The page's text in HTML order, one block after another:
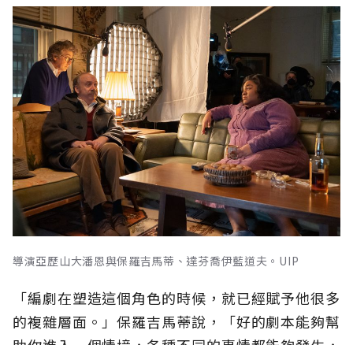
導演亞歷山大潘恩與保羅吉馬蒂、達芬喬伊藍道夫。UIP
「編劇在塑造這個角色的時候，就已經賦予他很多
的複雜層面。」保羅吉馬蒂說，「好的劇本能夠幫